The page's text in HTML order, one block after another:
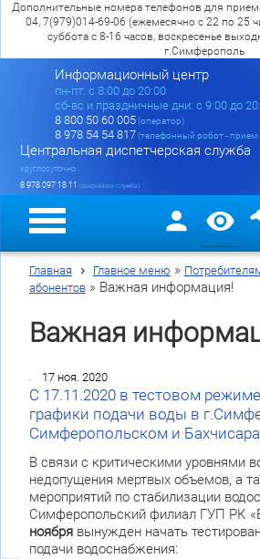
Дополнительные номера телефонов для
04, 7(979)014-69-06 (ежемесячно с 22 по 25
суббота с 8-16 часов, воскресенье
г.Симферополь
Информационный центр
пн-пт: c 8:00 до 20:00
сб-вс и праздничные дни: с 9:00 до
8 800 50 60 005(оператор)
8 978 54 54 817(телефонный робот - прием
Центральная диспетчерская служба
круглосуточно
8 978 097 18 11 (аварийная служба)
Главная Главное меню »
абонентов» Важная информация!
Важная
17 ноя. 2020
С 17.11.2020 в тестовом
графики подачи воды в
Симферопольском и
В связи с критическими уровнями
недопущения мертвых объемов, а
мероприятий по стабилизации
Симферопольский филиал ГУП РК
ноябрявынужден начать
подачи водоснабжения: